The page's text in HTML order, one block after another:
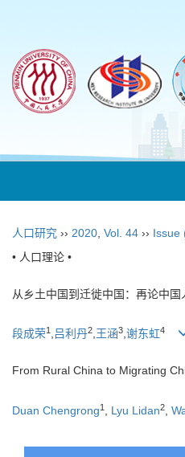
人口研究 ›› 2020 Vol. 44 ›› Issue
• 人口理论 •
从乡土中国到迁徙中国：再论中国
段成荣1 ,吕利丹2,王涵3,谢东虹4
From Rural China to Migrating
Duan Chengrong1 Lyu Lidan2